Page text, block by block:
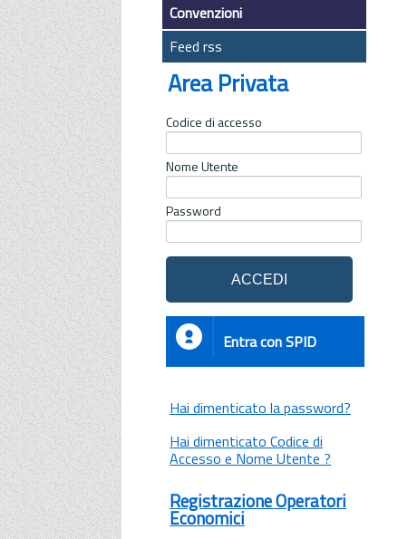
Convenzioni
Feed rss
Area Privata
Codice di accesso
Nome Utente
Password
Entra con SPID
Hai dimenticato la password?
Hai dimenticato Codice di
Accesso e Nome Utente ?
Registrazione Operatori
Economici